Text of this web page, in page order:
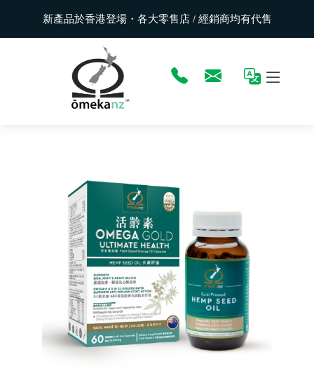
新產品於香港登場・各大零售店 / 經銷商均有代售